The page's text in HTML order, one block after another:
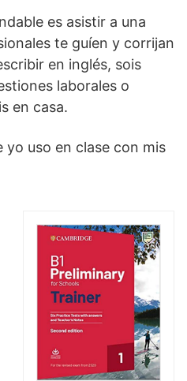
es asistir a una
te guíen y corrijan
en inglés, sois
laborales o
en casa.
yo uso en clase con mis